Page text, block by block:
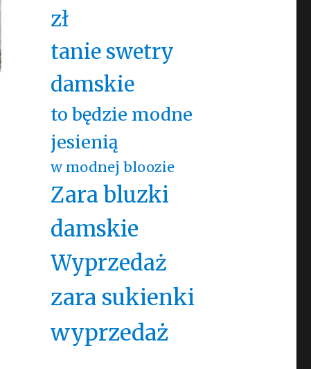
zł
tanie swetry
damskie
to będzie modne
jesienią
w modnej bloozie
Zara bluzki
damskie
Wyprzedaż
zara sukienki
wyprzedaż